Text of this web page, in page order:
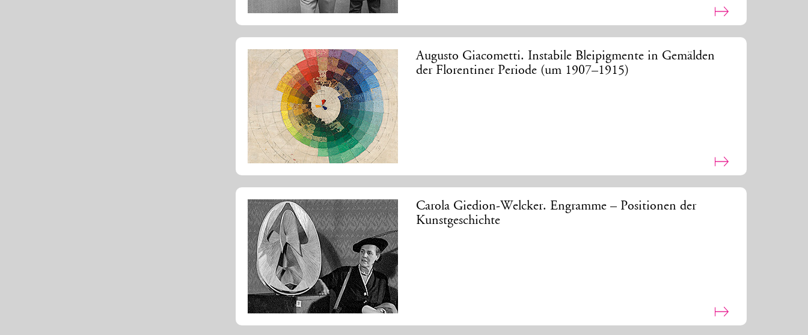
Augusto Giacometti. Instabile Bleipigmente in Gemälden
der Florentiner Periode (um 1907–1915)
Carola Giedion-Welcker. Engramme – Positionen der
Kunstgeschichte